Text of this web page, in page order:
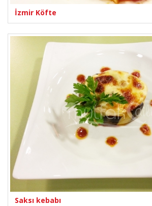
İzmir Köfte
Saksı kebabı